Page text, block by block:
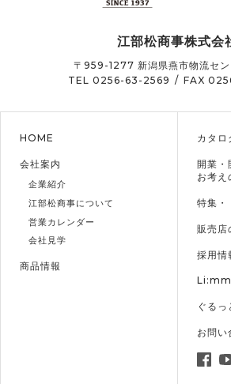
江部松商事株式会
〒959-1277 新潟県燕市物流セ
TEL 0256-63-2569 / FAX
HOME
会社案内
企業紹介
江部松商事について
営業カレンダー
会社見学
商品情報
カタロ
開業・
お考え
特集・
販売店
採用情
ぐるっ
お問い